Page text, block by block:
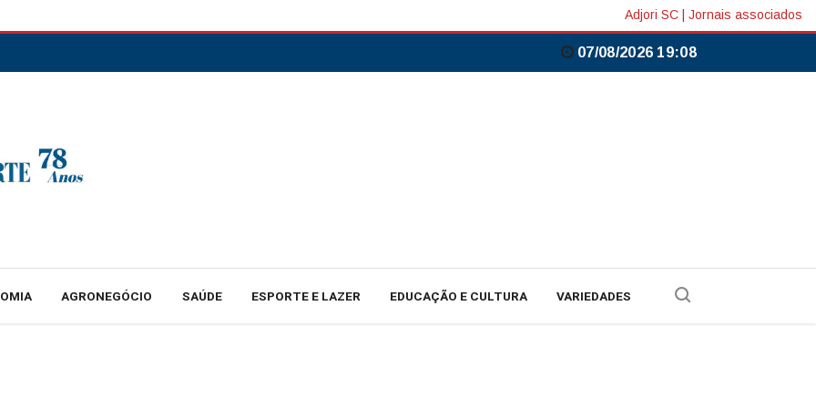
Adjori SC Jornais associados
07/08/2026 19:08
AGRONEGÓCIO SAÚDE ESPORTE E LAZER EDUCAÇÃO E CULTURA VARIEDADES